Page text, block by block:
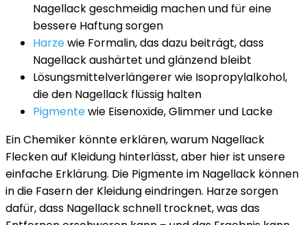
Nagellack geschmeidig machen und für eine
bessere Haftung sorgen
Harzewie Formalin, das dazu beiträgt, dass
Nagellack aushärtet und glänzend bleibt
Lösungsmittelverlängerer wie Isopropylalkohol,
die den Nagellack flüssig halten
Pigmentewie Eisenoxide, Glimmer und Lacke
Ein Chemiker könnte erklären, warum Nagellack
Flecken auf Kleidung hinterlässt, aber hier ist unsere
einfache Erklärung. Die Pigmente im Nagellack können
in die Fasern der Kleidung eindringen. Harze sorgen
dafür, dass Nagellack schnell trocknet, was das